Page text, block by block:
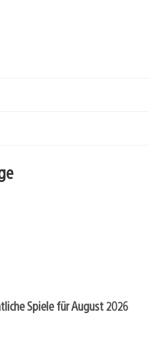
Spiele für August 2026